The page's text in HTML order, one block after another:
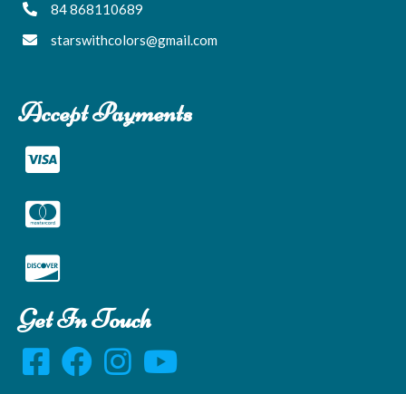
84 868110689
starswithcolors@gmail.com
Accept Payments
Get In Touch